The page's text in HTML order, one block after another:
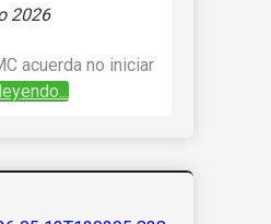
2026
acuerda no iniciar